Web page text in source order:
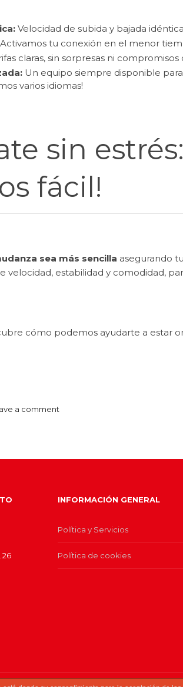
Velocidad de subida y bajada
tu conexión en el menor
claras, sin sorpresas ni
Un equipo siempre disponible
varios idiomas!
sin estrés:
fácil!
sea más sencilla asegurando
velocidad, estabilidad y comodidad,
cómo podemos ayudarte a estar
a comment
26
INFORMACIÓN GENERAL
Política y Servicios
Política de cookies